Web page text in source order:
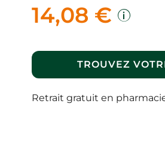
14,08 €
TROUVEZ
Retrait gratuit en